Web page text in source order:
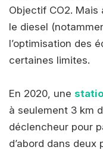
Objectif CO2.
le diesel
l’optimisation des
certaines limites.
En 2020, une
à seulement 3 km
déclencheur pour
d’abord dans